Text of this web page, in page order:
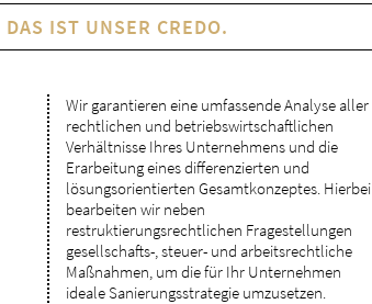
DAS IST UNSER CREDO.
Wir garantieren eine umfassende Analyse aller
rechtlichen und betriebswirtschaftlichen
Verhältnisse Ihres Unternehmens und die
Erarbeitung eines differenzierten und
lösungsorientierten Gesamtkonzeptes. Hierbei
bearbeiten wir neben
restruktierungsrechtlichen Fragestellungen
gesellschafts-, steuer- und arbeitsrechtliche
Maßnahmen, um die für Ihr Unternehmen
ideale Sanierungsstrategie umzusetzen.